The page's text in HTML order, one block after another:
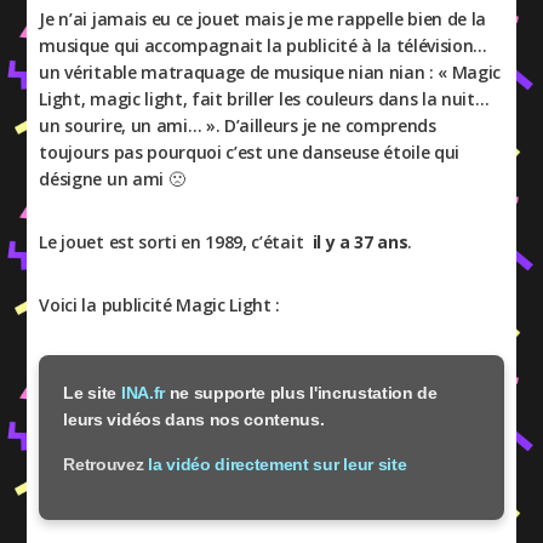
Je n’ai jamais eu ce jouet mais je me rappelle bien de la
musique qui accompagnait la publicité à la télévision…
un véritable matraquage de musique nian nian : « Magic
Light, magic light, fait briller les couleurs dans la nuit…
un sourire, un ami… ». D’ailleurs je ne comprends
toujours pas pourquoi c’est une danseuse étoile qui
désigne un ami 🙁
Le jouet est sorti en 1989, c’était il y a 37 ans.
Voici la publicité Magic Light :
Le site INA.frne supporte plus l'incrustation de
leurs vidéos dans nos contenus.
Retrouvez la vidéo directement sur leur site